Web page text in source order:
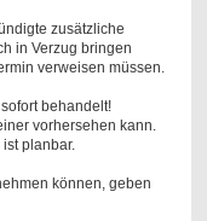
zusätzliche
in Verzug bringen
verweisen müssen.
behandelt!
vorhersehen kann.
planbar.
können, geben